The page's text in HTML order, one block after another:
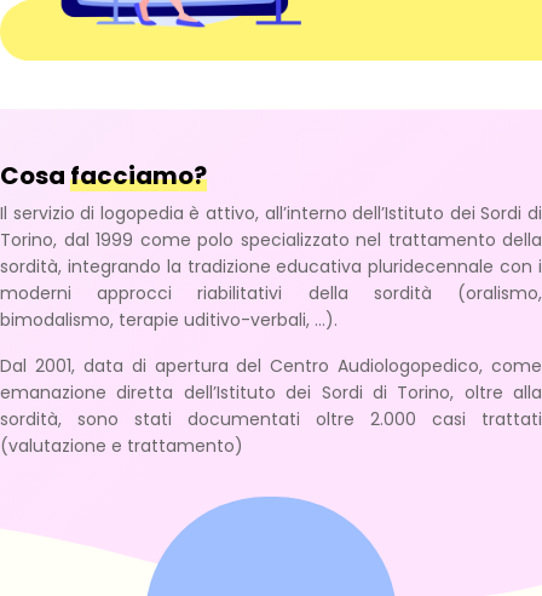
Cosafacciamo?
Il servizio di logopedia è attivo, all’interno dell’Istituto dei Sordi di
Torino, dal 1999 come polo specializzato nel trattamento della
sordità, integrando la tradizione educativa pluridecennale con i
moderni approcci riabilitativi della sordità (oralismo,
bimodalismo, terapie uditivo-verbali, ...).
Dal 2001, data di apertura del Centro Audiologopedico, come
emanazione diretta dell’Istituto dei Sordi di Torino, oltre alla
sordità, sono stati documentati oltre 2.000 casi trattati
(valutazione e trattamento)